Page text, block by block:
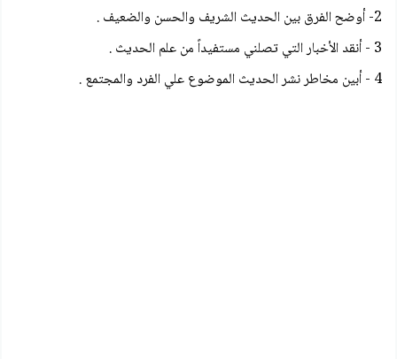
2- أوضح الفرق بين الحديث الشريف والحسن والضعيف .
3 - أنقد الأخبار التي تصلني مستفيداً من علم الحديث .
4 - أبين مخاطر نشر الحديث الموضوع علي الفرد والمجتمع .